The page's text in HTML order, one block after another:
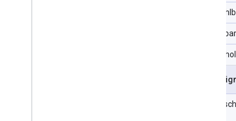
Sortierbar